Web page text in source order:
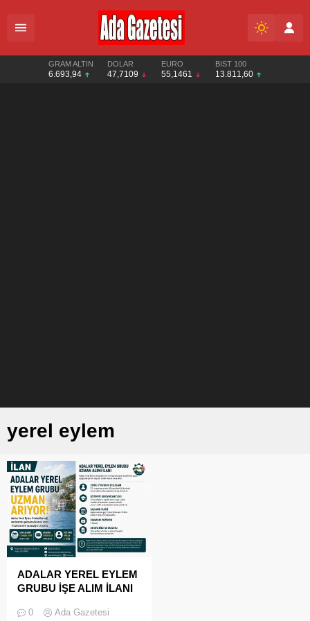
GRAM ALTIN
6.693,94
DOLAR
47,7109
EURO
55,1461
BIST 100
13.811,60
yerel eylem
ADALAR YEREL EYLEM
GRUBU İŞE ALIM İLANI
0 Ada Gazetesi